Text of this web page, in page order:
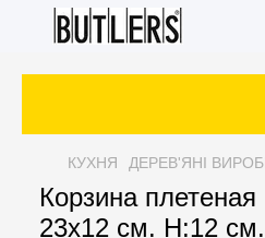
КУХНЯ ДЕРЕВ'ЯНІ
Корзина
23х12 см. H:12